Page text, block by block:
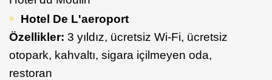
Hotel De L'aeroport
Özellikler: 3 yıldız, ücretsiz Wi-Fi, ücretsiz
otopark, kahvaltı, sigara içilmeyen oda,
restoran